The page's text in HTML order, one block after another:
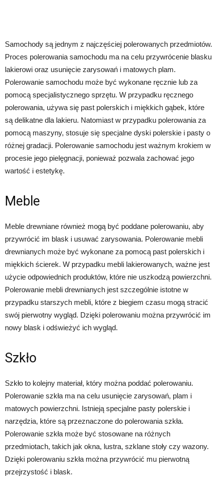
Samochody są jednym z najczęściej polerowanych przedmiotów.
Proces polerowania samochodu ma na celu przywrócenie blasku
lakierowi oraz usunięcie zarysowań i matowych plam.
Polerowanie samochodu może być wykonane ręcznie lub za
pomocą specjalistycznego sprzętu. W przypadku ręcznego
polerowania, używa się past polerskich i miękkich gąbek, które
są delikatne dla lakieru. Natomiast w przypadku polerowania za
pomocą maszyny, stosuje się specjalne dyski polerskie i pasty o
różnej gradacji. Polerowanie samochodu jest ważnym krokiem w
procesie jego pielęgnacji, ponieważ pozwala zachować jego
wartość i estetykę.
Meble
Meble drewniane również mogą być poddane polerowaniu, aby
przywrócić im blask i usuwać zarysowania. Polerowanie mebli
drewnianych może być wykonane za pomocą past polerskich i
miękkich ścierek. W przypadku mebli lakierowanych, ważne jest
użycie odpowiednich produktów, które nie uszkodzą powierzchni.
Polerowanie mebli drewnianych jest szczególnie istotne w
przypadku starszych mebli, które z biegiem czasu mogą stracić
swój pierwotny wygląd. Dzięki polerowaniu można przywrócić im
nowy blask i odświeżyć ich wygląd.
Szkło
Szkło to kolejny materiał, który można poddać polerowaniu.
Polerowanie szkła ma na celu usunięcie zarysowań, plam i
matowych powierzchni. Istnieją specjalne pasty polerskie i
narzędzia, które są przeznaczone do polerowania szkła.
Polerowanie szkła może być stosowane na różnych
przedmiotach, takich jak okna, lustra, szklane stoły czy wazony.
Dzięki polerowaniu szkła można przywrócić mu pierwotną
przejrzystość i blask.